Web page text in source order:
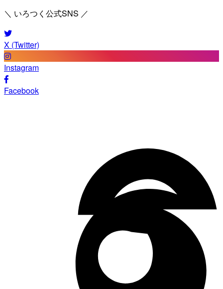
＼ いろつく公式SNS ／
X (Twitter)
Instagram
Facebook